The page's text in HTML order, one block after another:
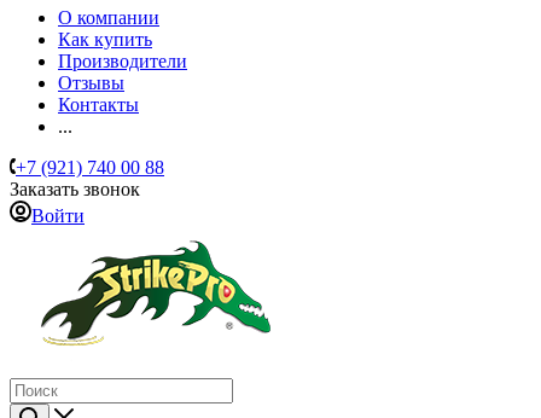
О компании
Как купить
Производители
Отзывы
Контакты
...
+7 (921) 740 00 88
Заказать звонок
Войти